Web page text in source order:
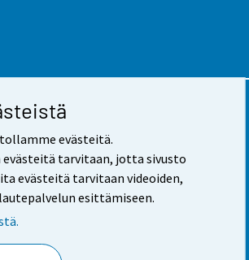
evästeitä.
tarvitaan, jotta sivusto
evästeitä tarvitaan videoiden,
esittämiseen.